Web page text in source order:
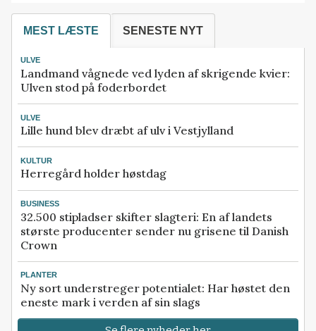
MEST LÆSTE SENESTE NYT
ULVE
Landmand vågnede ved lyden af skrigende kvier:
Ulven stod på foderbordet
ULVE
Lille hund blev dræbt af ulv i Vestjylland
KULTUR
Herregård holder høstdag
BUSINESS
32.500 stipladser skifter slagteri: En af landets
største producenter sender nu grisene til Danish
Crown
PLANTER
Ny sort understreger potentialet: Har høstet den
eneste mark i verden af sin slags